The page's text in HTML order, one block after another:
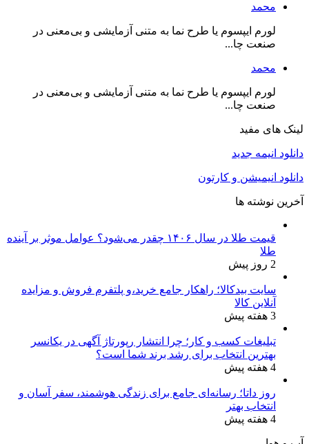
محمد
لورم ایپسوم یا طرح‌ نما به متنی آزمایشی و بی‌معنی در
صنعت چا...
محمد
لورم ایپسوم یا طرح‌ نما به متنی آزمایشی و بی‌معنی در
صنعت چا...
لینک های مفید
دانلود انیمه جدید
دانلود انیمیشن و کارتون
آخرین نوشته ها
قیمت طلا در سال ۱۴۰۶ چقدر می‌شود؟ عوامل موثر بر آینده
طلا
2 روز پیش
سایت بیدکالا؛ راهکار جامع خرید،و پلتفرم فروش و مزایده
آنلاین کالا
3 هفته پیش
تبلیغات کسب و کار؛ چرا انتشار رپورتاژ آگهی در یکانسر
بهترین انتخاب برای رشد برند شما است؟
4 هفته پیش
روز داتا؛ رسانه‌ای جامع برای زندگی هوشمند، سفر آسان و
انتخاب بهتر
4 هفته پیش